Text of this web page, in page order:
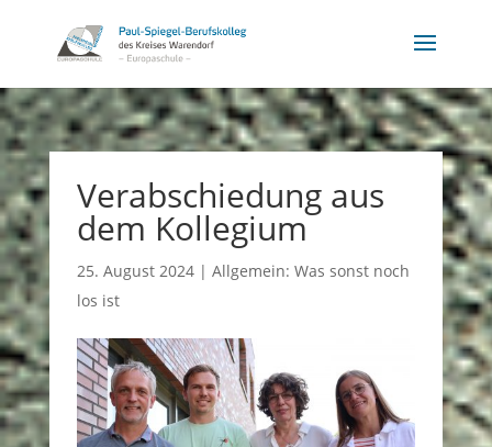
Verabschiedung aus
dem Kollegium
25. August 2024| Allgemein: Was sonst noch
los ist